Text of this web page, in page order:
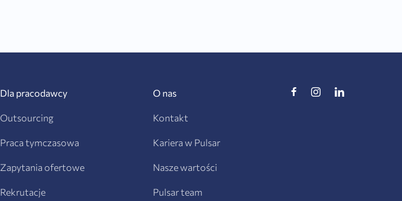
Dla pracodawcy
Outsourcing
Praca tymczasowa
Zapytania ofertowe
Rekrutacje
O nas
Kontakt
Kariera w Pulsar
Nasze wartości
Pulsar team